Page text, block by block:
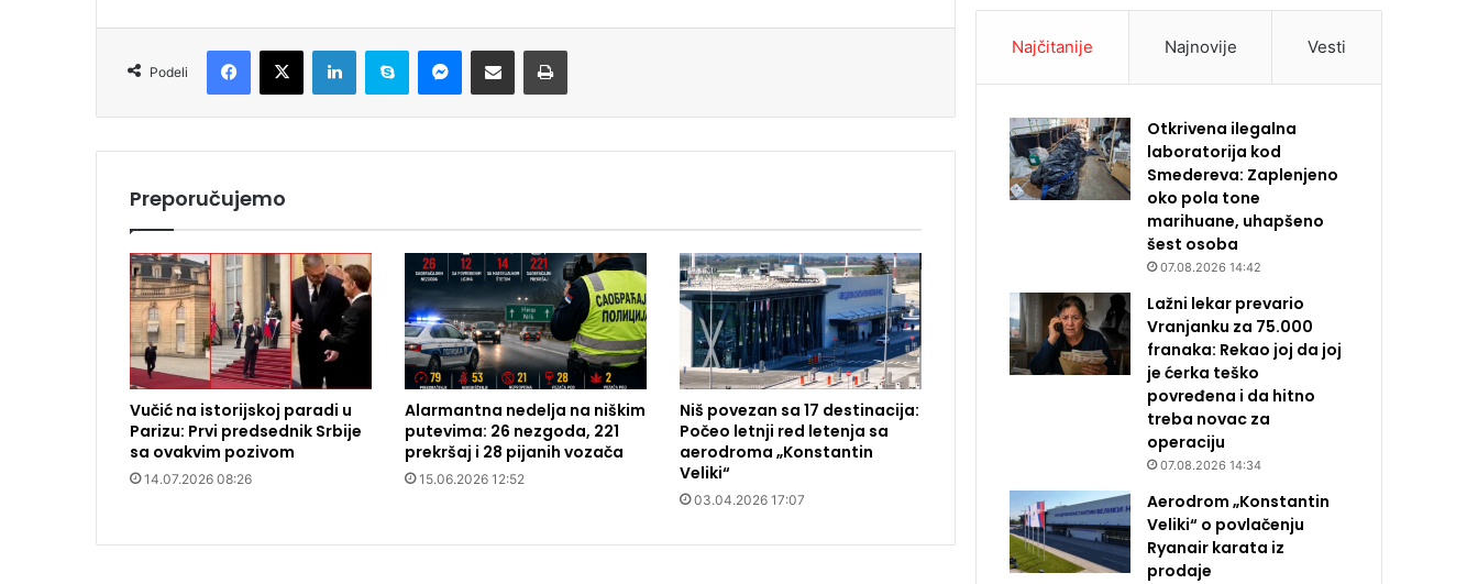
Podeli
Preporučujemo
Vučić na istorijskoj paradi u
Parizu: Prvi predsednik Srbije
sa ovakvim pozivom
14.07.2026 08:26
Alarmantna nedelja na niškim
putevima: 26 nezgoda, 221
prekršaj i 28 pijanih vozača
15.06.2026 12:52
Niš povezan sa 17 destinacija:
Počeo letnji red letenja sa
aerodroma „Konstantin
Veliki“
03.04.2026 17:07
Najčitanije Najnovije Vesti
Otkrivena ilegalna
laboratorija kod
Smedereva: Zaplenjeno
oko pola tone
marihuane, uhapšeno
šest osoba
07.08.2026 14:42
Lažni lekar prevario
Vranjanku za 75.000
franaka: Rekao joj da joj
je ćerka teško
povređena i da hitno
treba novac za
operaciju
07.08.2026 14:34
Aerodrom „Konstantin
Veliki“ o povlačenju
Ryanair karata iz
prodaje